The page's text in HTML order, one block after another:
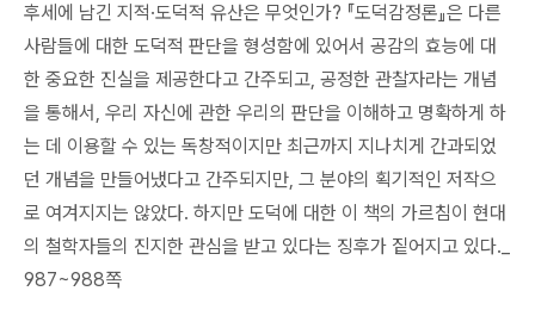
후세에 남긴 지적·도덕적 유산은 무엇인가? 『도덕감정론』은 다른
사람들에 대한 도덕적 판단을 형성함에 있어서 공감의 효능에 대
한 중요한 진실을 제공한다고 간주되고, 공정한 관찰자라는 개념
을 통해서, 우리 자신에 관한 우리의 판단을 이해하고 명확하게 하
는 데 이용할 수 있는 독창적이지만 최근까지 지나치게 간과되었
던 개념을 만들어냈다고 간주되지만, 그 분야의 획기적인 저작으
로 여겨지지는 않았다. 하지만 도덕에 대한 이 책의 가르침이 현대
의 철학자들의 진지한 관심을 받고 있다는 징후가 짙어지고 있다._
987~988쪽